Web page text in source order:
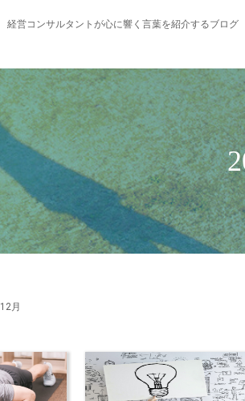
経営コンサルタントが心に響く言葉を紹介するブログ
12月